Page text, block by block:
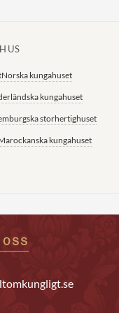
Norska kungahuset
kungahuset
storhertighuset
kungahuset
OSS